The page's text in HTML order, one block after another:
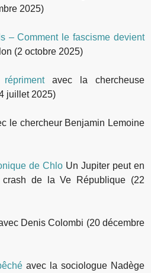
2025)
– Comment le fascisme devient
(2 octobre 2025)
avec la chercheuse
juillet 2025)
le chercheur Benjamin Lemoine
de Chlo Un Jupiter peut en
de la Ve République (22
Denis Colombi (20 décembre
avec la sociologue Nadège